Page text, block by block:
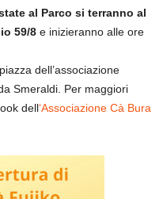
al Parco si terranno al
59/8 e inizieranno alle ore
dell’associazione
Smeraldi. Per maggiori
dell‘Associazione Cà Bura